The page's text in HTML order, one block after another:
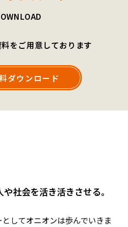
をご用意しております
ダウンロード
社会を活き活きさせる。
してオニオンは歩んでいきま